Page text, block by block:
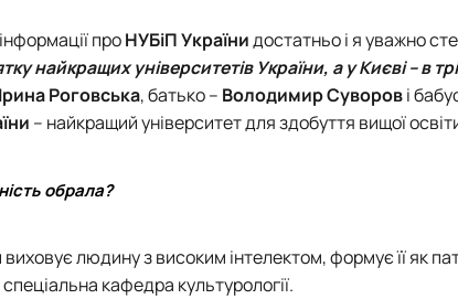
проНУБіП Українидостатньо і я уважно
найкращих університетів України, а у Києві – в
Ірина Роговська, батько – Володимир Суворові
– найкращий університет для здобуття вищої
обрала?
людину з високим інтелектом, формує її як
кафедра культурології.